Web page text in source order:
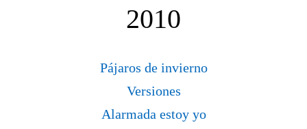
2010
Pájaros de invierno
Versiones
Alarmada estoy yo